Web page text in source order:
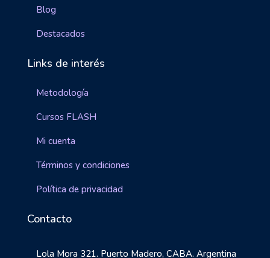
Blog
Destacados
Links de interés
Metodología
Cursos FLASH
Mi cuenta
Términos y condiciones
Política de privacidad
Contacto
Lola Mora 321. Puerto Madero, CABA. Argentina